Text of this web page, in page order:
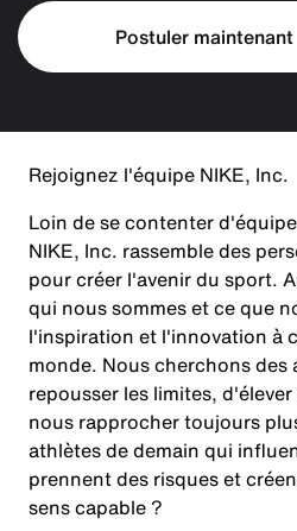
Postuler maintenant
Rejoignez l'équipe NIKE, Inc.
Loin de se contenter
NIKE, Inc. rassemble des
pour créer l'avenir du sport.
qui nous sommes et ce que
l'inspiration et l'innovation à
monde. Nous cherchons des
repousser les limites,
nous rapprocher toujours
athlètes de demain qui
prennent des risques et
sens capable ?